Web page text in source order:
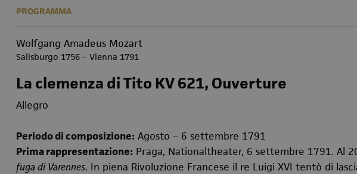
PROGRAMMA
Wolfgang Amadeus Mozart
Salisburgo 1756 – Vienna 1791
La clemenza di Tito KV 621, Ouverture
Allegro
Periodo di composizione:Agosto – 6 settembre 1791
Prima rappresentazione:Praga, Nationaltheater, 6 settembre 1791. Al
fuga di Varennes. In piena Rivoluzione Francese il re Luigi XVI tentò di